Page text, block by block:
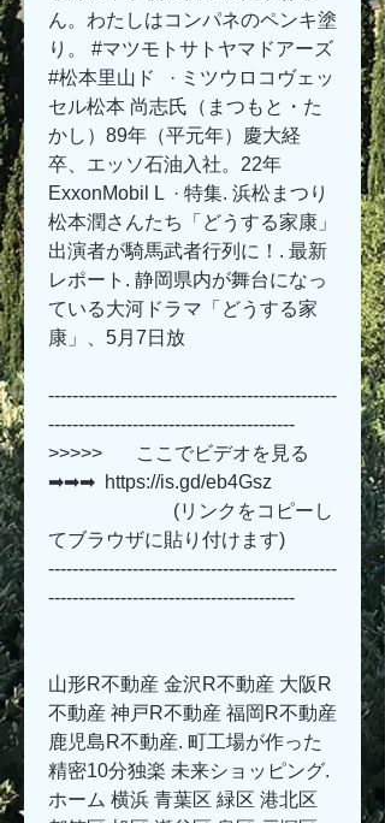
ん。わたしはコンパネのペンキ塗
り。 #マツモトサトヤマドアーズ
#松本里山ド   · ミツウロコヴェッ
セル松本 尚志氏（まつもと・た
かし）89年（平元年）慶大経
卒、エッソ石油入社。22年
ExxonMobil L  · 特集. 浜松まつり
松本潤さんたち「どうする家康」
出演者が騎馬武者行列に！. 最新
レポート. 静岡県内が舞台になっ
ている大河ドラマ「どうする家
康」、5月7日放
------------------------------------------------
-----------------------------------------
>>>>>       ここでビデオを見る
➡➡➡  https://is.gd/eb4Gsz
てブラウザに貼り付けます)
------------------------------------------------
-----------------------------------------
山形R不動産 金沢R不動産 大阪R
不動産 神戸R不動産 福岡R不動産
鹿児島R不動産. 町工場が作った
精密10分独楽 未来ショッピング.
ホーム 横浜 青葉区 緑区 港北区